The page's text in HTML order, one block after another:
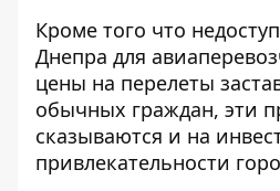
Кроме того что
Днепра для
цены на перелеты
обычных граждан, эти
сказываются и на
привлекательности